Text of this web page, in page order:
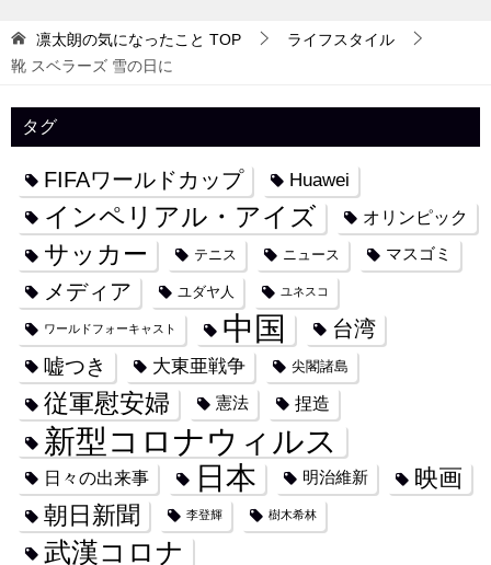
凛太朗の気になったこと TOP
ライフスタイル
靴 スベラーズ 雪の日に
タグ
FIFAワールドカップ Huawei
インペリアル・アイズ オリンピック
サッカー テニス ニュース マスゴミ
メディア ユダヤ人 ユネスコ
ワールドフォーキャスト 中国
台湾
嘘つき
大東亜戦争 尖閣諸島
従軍慰安婦 憲法 捏造
新型コロナウィルス
日々の出来事 日本 明治維新
映画
朝日新聞
李登輝 樹木希林
武漢コロナ